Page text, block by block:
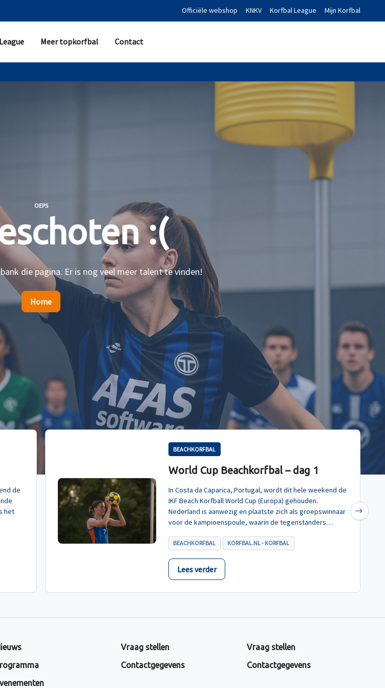
Officiële webshop KNKV Korfbal League Mijn Korfbal
Meer topkorfbal Contact
OEPS
:(
die pagina. Er is nog veel meer talent te vinden!
Home
de
het
BEACHKORFBAL
World Cup Beachkorfbal – dag 1
In Costa da Caparica, Portugal, wordt dit hele weekend de
IKF Beach Korfball World Cup (Europa) gehouden.
Nederland is aanwezig en plaatste zich als groepswinnaar
voor de kampioenspoule, waarin de tegenstanders
BEACHKORFBAL KORFBAL.NL - KORFBAL
Lees verder
Next
Vraag stellen
Contactgegevens
Vraag stellen
Contactgegevens